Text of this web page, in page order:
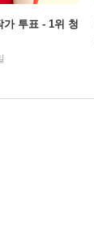
가 투표 - 1위 청